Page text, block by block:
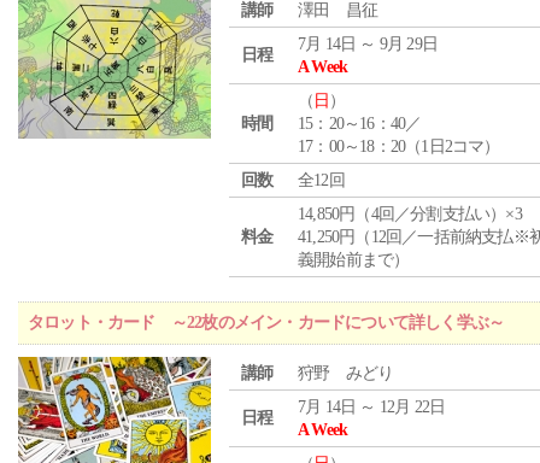
講師 澤田 昌征
日程
7月 14日 ～ 9月 29日
A Week
時間
（ 日 ）
15：20～16：40／
17：00～18：20（1日2コマ）
回数
全12回
料金
14,850円（4回／分割支払い）×3
41,250円（12回／一括前納支払※
義開始前まで）
タロット・カード ～22枚のメイン・カードについて詳しく学ぶ～
講師 狩野 みどり
日程
7月 14日 ～ 12月 22日
A Week